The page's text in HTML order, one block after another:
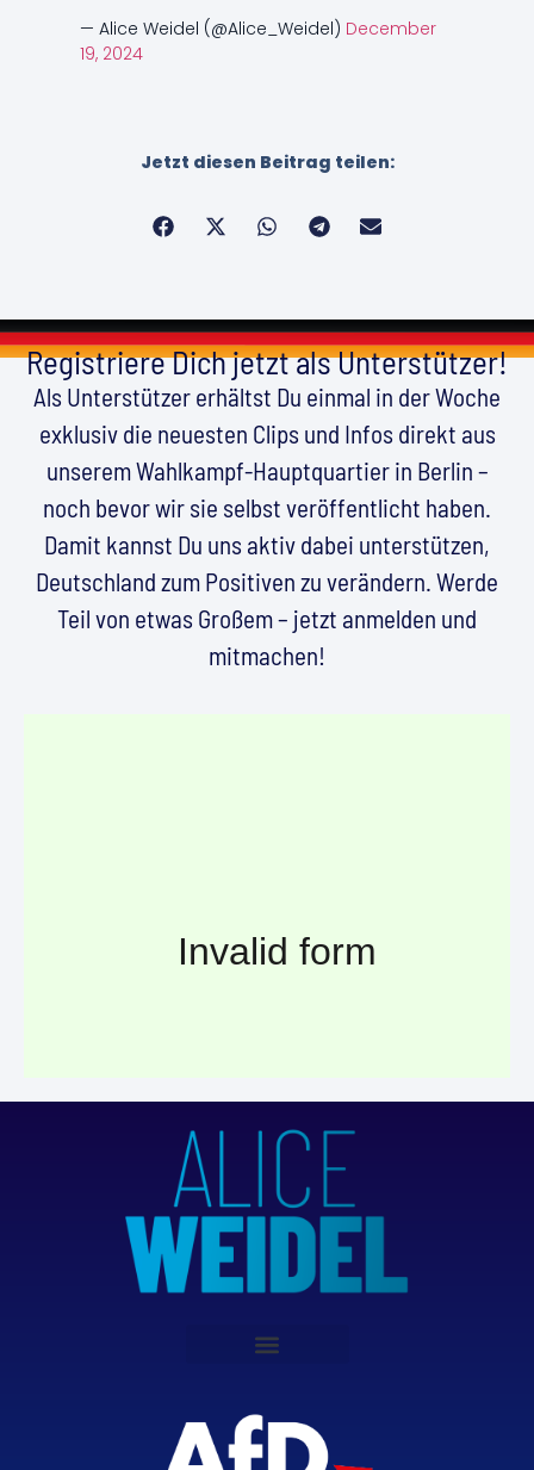
— Alice Weidel (@Alice_Weidel) December
19, 2024
Jetzt diesen Beitrag teilen:
Registriere Dich jetzt als Unterstützer!
Als Unterstützer erhältst Du einmal in der Woche
exklusiv die neuesten Clips und Infos direkt aus
unserem Wahlkampf-Hauptquartier in Berlin –
noch bevor wir sie selbst veröffentlicht haben.
Damit kannst Du uns aktiv dabei unterstützen,
Deutschland zum Positiven zu verändern. Werde
Teil von etwas Großem – jetzt anmelden und
mitmachen!